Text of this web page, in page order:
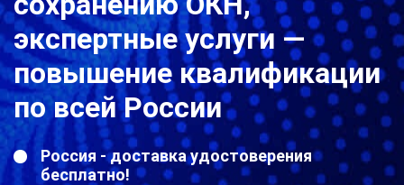
экспертные услуги —
повышение квалификации
по всей России
Россия - доставка удостоверения
бесплатно!